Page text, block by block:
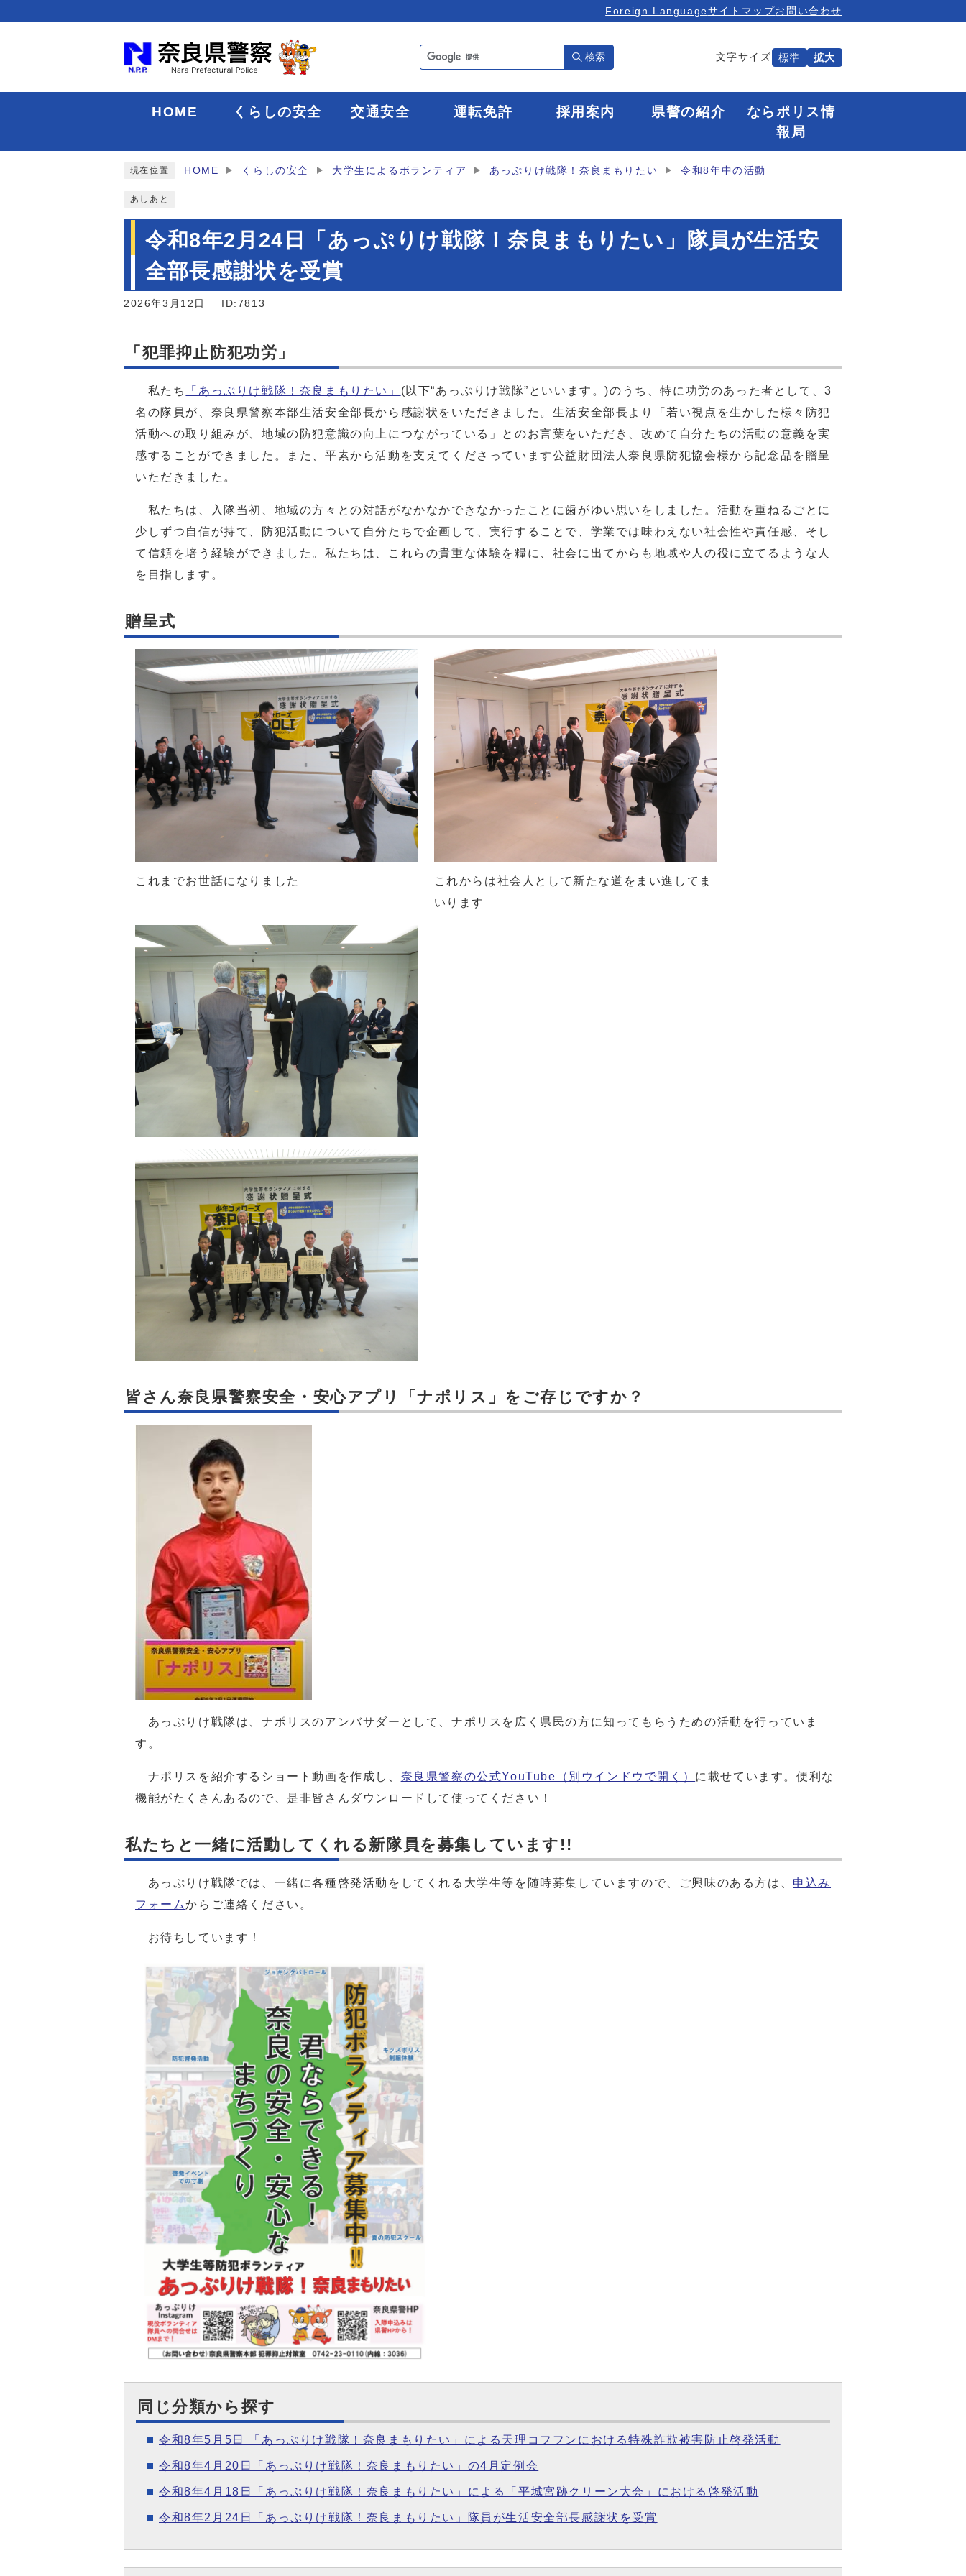
Foreign Languageサイトマップお問い合わせ
検索 文字サイズ 標準 拡大
HOME くらしの安全 交通安全 運転免許 採用案内 県警の紹介
ならポリス情
報局
現在位置 HOME くらしの安全 大学生によるボランティア あっぷりけ戦隊！奈良まもりたい 令和8年中の活動
あしあと
令和8年2月24日「あっぷりけ戦隊！奈良まもりたい」隊員が生活安
全部長感謝状を受賞
2026年3月12日 ID:7813
「犯罪抑止防犯功労」
私たち 「あっぷりけ戦隊！奈良まもりたい」 (以下“あっぷりけ戦隊”といいます。)のうち、特に功労のあった者として、3
名の隊員が、奈良県警察本部生活安全部長から感謝状をいただきました。生活安全部長より「若い視点を生かした様々防犯
活動への取り組みが、地域の防犯意識の向上につながっている」とのお言葉をいただき、改めて自分たちの活動の意義を実
感することができました。また、平素から活動を支えてくださっています公益財団法人奈良県防犯協会様から記念品を贈呈
いただきました。
私たちは、入隊当初、地域の方々との対話がなかなかできなかったことに歯がゆい思いをしました。活動を重ねるごとに
少しずつ自信が持て、防犯活動について自分たちで企画して、実行することで、学業では味わえない社会性や責任感、そし
て信頼を培う経験ができました。私たちは、これらの貴重な体験を糧に、社会に出てからも地域や人の役に立てるような人
を目指します。
贈呈式
これまでお世話になりました
これからは社会人として新たな道をまい進してま
いります
皆さん奈良県警察安全・安心アプリ「ナポリス」をご存じですか？
あっぷりけ戦隊は、ナポリスのアンバサダーとして、ナポリスを広く県民の方に知ってもらうための活動を行っていま
す。
ナポリスを紹介するショート動画を作成し、 奈良県警察の公式YouTube （別ウインドウで開く） に載せています。便利な
機能がたくさんあるので、是非皆さんダウンロードして使ってください！
私たちと一緒に活動してくれる新隊員を募集しています!!
あっぷりけ戦隊では、一緒に各種啓発活動をしてくれる大学生等を随時募集していますので、ご興味のある方は、 申込み
フォームからご連絡ください。
お待ちしています！
同じ分類から探す
令和8年5月5日 「あっぷりけ戦隊！奈良まもりたい」による天理コフフンにおける特殊詐欺被害防止啓発活動
令和8年4月20日「あっぷりけ戦隊！奈良まもりたい」の4月定例会
令和8年4月18日「あっぷりけ戦隊！奈良まもりたい」による「平城宮跡クリーン大会」における啓発活動
令和8年2月24日「あっぷりけ戦隊！奈良まもりたい」隊員が生活安全部長感謝状を受賞